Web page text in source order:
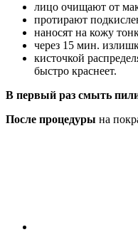
лицо очищают от
протирают
наносят на кожу
через 15 мин.
кисточкой
быстро краснеет.
В первый раз смыть
После процедуры на